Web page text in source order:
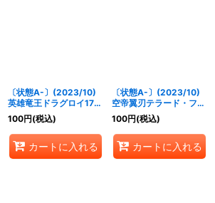
〔状態A-〕(2023/10)
英雄竜王ドラグロイ17世
【X】{BS65-X01}
《赤》
100円(税込)
カートに入れる
〔状態A-〕(2023/10)
空帝翼刃テラード・フリ
ューゲル【X】{BS65-
X02}《赤》
100円(税込)
カートに入れる